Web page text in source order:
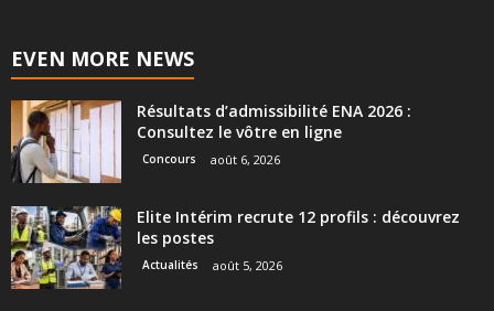
EVEN MORE NEWS
Résultats d’admissibilité ENA 2026 :
Consultez le vôtre en ligne
Concours août 6, 2026
Elite Intérim recrute 12 profils : découvrez
les postes
Actualités août 5, 2026